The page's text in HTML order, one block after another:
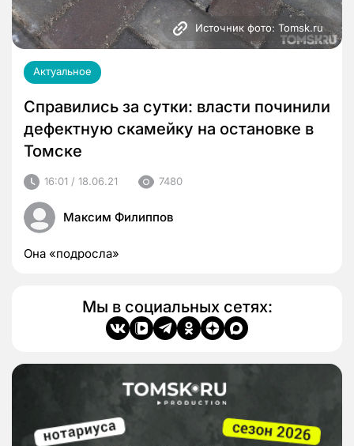
Источник фото: Tomsk.ru
Актуальное
Справились за сутки: власти починили
дефектную скамейку на остановке в
Томске
16:01 / 18.06.21 7480
Максим Филиппов
Она «подросла»
Мы в социальных сетях: